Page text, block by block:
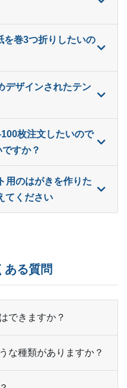
¥ 63,261 @ 3.4
¥ 66,429
69,597 @ 3.4
¥ 71,247
¥ 72,919 @ 3.4
¥ 79,233 @ 3.4
¥ 80,740 @ 3.4
¥ 82,412 @ 3.4
を巻3つ折りしたいの
デザインされたテン
枚注文したいので
すか？
用のはがきを作りた
てください
ある質問
できますか？
な種類がありますか？